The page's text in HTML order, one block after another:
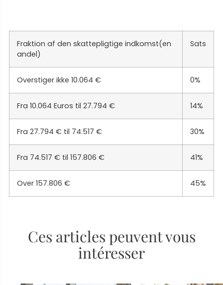
Fraktion af den skattepligtige indkomst(en
andel)
Sats
Overstiger ikke 10.064 € 0%
Fra 10.064 Euros til 27.794 € 14%
Fra 27.794 € til 74.517 € 30%
Fra 74.517 € til 157.806 € 41%
Over 157.806 € 45%
Ces articles peuvent vous
intéresser